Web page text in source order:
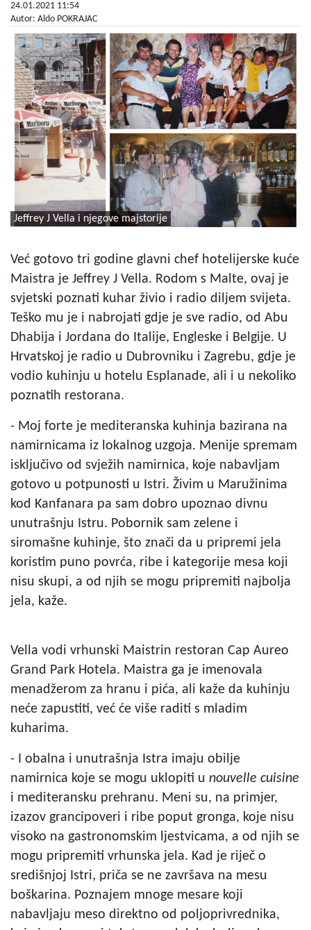
24.01.2021 11:54
Autor: Aldo POKRAJAC
Jeffrey J Vella i njegove majstorije
Već gotovo tri godine glavni chef hotelijerske kuće
Maistra je Jeffrey J Vella. Rodom s Malte, ovaj je
svjetski poznati kuhar živio i radio diljem svijeta.
Teško mu je i nabrojati gdje je sve radio, od Abu
Dhabija i Jordana do Italije, Engleske i Belgije. U
Hrvatskoj je radio u Dubrovniku i Zagrebu, gdje je
vodio kuhinju u hotelu Esplanade, ali i u nekoliko
poznatih restorana.
- Moj forte je mediteranska kuhinja bazirana na
namirnicama iz lokalnog uzgoja. Menije spremam
isključivo od svježih namirnica, koje nabavljam
gotovo u potpunosti u Istri. Živim u Maružinima
kod Kanfanara pa sam dobro upoznao divnu
unutrašnju Istru. Pobornik sam zelene i
siromašne kuhinje, što znači da u pripremi jela
koristim puno povrća, ribe i kategorije mesa koji
nisu skupi, a od njih se mogu pripremiti najbolja
jela, kaže.
Vella vodi vrhunski Maistrin restoran Cap Aureo
Grand Park Hotela. Maistra ga je imenovala
menadžerom za hranu i pića, ali kaže da kuhinju
neće zapustiti, već će više raditi s mladim
kuharima.
- I obalna i unutrašnja Istra imaju obilje
namirnica koje se mogu uklopiti u nouvelle cuisine
i mediteransku prehranu. Meni su, na primjer,
izazov grancipoveri i ribe poput gronga, koje nisu
visoko na gastronomskim ljestvicama, a od njih se
mogu pripremiti vrhunska jela. Kad je riječ o
središnjoj Istri, priča se ne završava na mesu
boškarina. Poznajem mnoge mesare koji
nabavljaju meso direktno od poljoprivrednika,